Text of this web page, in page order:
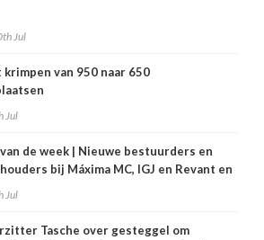
Jul
krimpen van 950 naar 650
Jul
de week | Nieuwe bestuurders en
bij Máxima MC, IGJ en Revant en
Jul
Tasche over gesteggel om